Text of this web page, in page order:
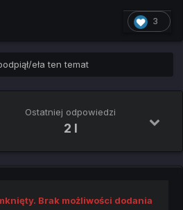
3
eła ten temat
Ostatniej odpowiedzi
2 l
Brak możliwości dodania